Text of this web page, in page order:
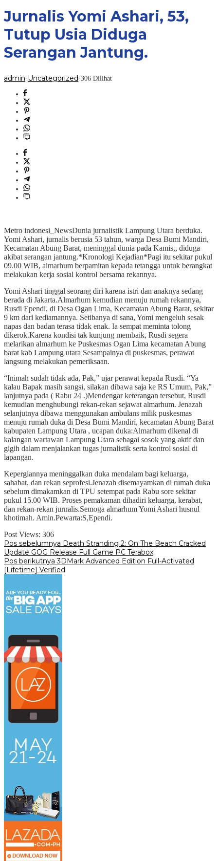
Jurnalis Yomi Ashari, 53,
Tutup Usia Diduga
Serangan Jantung.
admin-Uncategorized-306 Dilihat
Metro indonesi_NewsDunia jurnalistik Lampung Utara berduka.
Yomi Ashari, jurnalis berusia 53 tahun, warga Desa Bumi Mandiri,
Kecamatan Abung Barat, meninggal dunia pada Kamis,, diduga
akibat serangan jantung.*Kronologi Kejadian*Pagi itu sekitar pukul
09.00 WIB, almarhum berpamitan kepada tetangga untuk berangkat
melakukan kerja sosial kontrol bersama rekannya.
Yomi Ashari tinggal seorang diri karena istri dan anaknya sedang
berada di Jakarta.Almarhum kemudian menuju rumah rekannya,
Rusdi Ependi, di Desa Ogan Lima, Kecamatan Abung Barat, sekitar
9 km dari kediamannya. Setibanya di sana, Yomi mengeluh sesak
napas dan badan terasa tidak enak. Ia sempat meminta tolong
dikerok.Karena kondisi tak kunjung membaik, Rusdi segera
melarikan almarhum ke Puskesmas Ogan Lima kecamatan Abung
barat kab Lampung utara Sesampainya di puskesmas, perawat
langsung melakukan pemeriksaan.
“Inimah sudah tidak ada, Pak,” ujar perawat kepada Rusdi. “Ya
kalau Bapak masih sangsi, silakan dibawa saja ke RS Umum, Pak,”
lanjutnya pada ( Rabu 24 .)Mendengar keterangan tersebut, Rusdi
kemudian menghubungi rekan-rekan sejawat almarhum. Jenazah
selanjutnya dibawa menggunakan ambulans milik puskesmas
menuju rumah duka di Desa Bumi Mandiri, kecamatan Abung Barat
kabupaten Lampung Utara , ucapan duka:Almarhum dikenal di
kalangan wartawan Lampung Utara sebagai sosok yang aktif dan
gigih dalam menjalankan tugas jurnalistik serta kontrol sosial di
lapangan.
Kepergiannya meninggalkan duka mendalam bagi keluarga,
sahabat, dan rekan seprofesi.Jenazah disemayamkan di rumah duka
sebelum dimakamkan di TPU setempat pada Rabu sore sekitar
pukul 15.00 WIB. Proses pemakaman dihadiri keluarga, kerabat,
dan rekan-rekan jurnalis.Semoga almarhum Yomi Ashari husnul
khotimah. Amin.Pewarta:S,Ependi.
Post Views: 306
Navigasi
pos
Pos sebelumnya Death Stranding 2: On The Beach Cracked
Update GOG Release Full Game PC Terabox
Pos berikutnya 3DMark Advanced Edition Full-Activated
[Lifetime] Verified